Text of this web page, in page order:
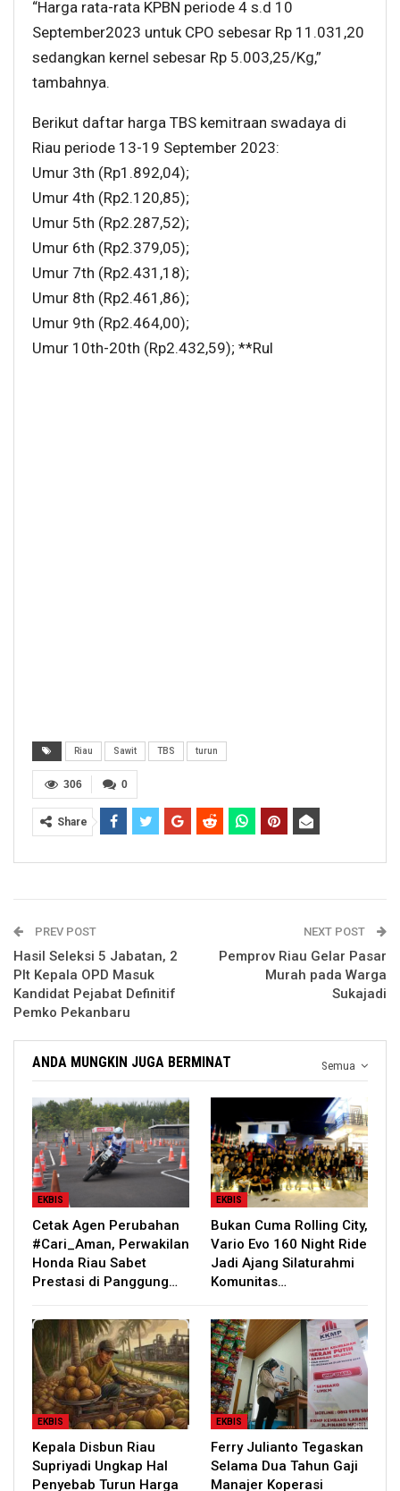
“Harga rata-rata KPBN periode 4 s.d 10
September2023 untuk CPO sebesar Rp 11.031,20
sedangkan kernel sebesar Rp 5.003,25/Kg,”
tambahnya.
Berikut daftar harga TBS kemitraan swadaya di
Riau periode 13-19 September 2023:
Umur 3th (Rp1.892,04);
Umur 4th (Rp2.120,85);
Umur 5th (Rp2.287,52);
Umur 6th (Rp2.379,05);
Umur 7th (Rp2.431,18);
Umur 8th (Rp2.461,86);
Umur 9th (Rp2.464,00);
Umur 10th-20th (Rp2.432,59); **Rul
Riau Sawit TBS turun
0
306
Share
PREV POST
Hasil Seleksi 5 Jabatan, 2
Plt Kepala OPD Masuk
Kandidat Pejabat Definitif
Pemko Pekanbaru
NEXT POST
Pemprov Riau Gelar Pasar
Murah pada Warga
Sukajadi
Semua
ANDA MUNGKIN JUGA BERMINAT
EKBIS
Cetak Agen Perubahan
#Cari_Aman, Perwakilan
Honda Riau Sabet
Prestasi di Panggung…
EKBIS
Bukan Cuma Rolling City,
Vario Evo 160 Night Ride
Jadi Ajang Silaturahmi
Komunitas…
EKBIS
Kepala Disbun Riau
Supriyadi Ungkap Hal
Penyebab Turun Harga
EKBIS
Ferry Julianto Tegaskan
Selama Dua Tahun Gaji
Manajer Koperasi